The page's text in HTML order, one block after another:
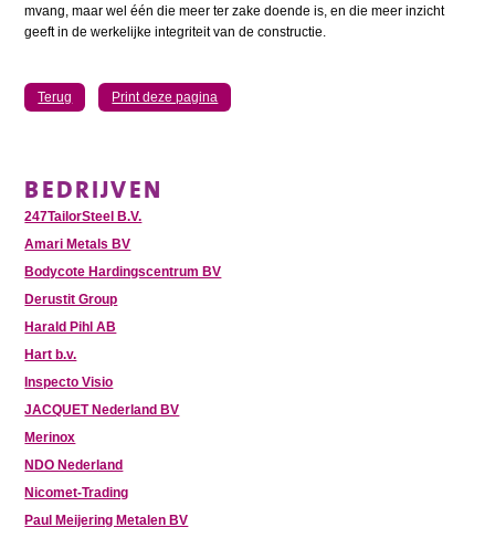
mvang, maar wel één die meer ter zake doende is, en die meer inzicht
geeft in de werkelijke integriteit van de constructie.
Terug Print deze pagina
BEDRIJVEN
247TailorSteel B.V.
Amari Metals BV
Bodycote Hardingscentrum BV
Derustit Group
Harald Pihl AB
Hart b.v.
Inspecto Visio
JACQUET Nederland BV
Merinox
NDO Nederland
Nicomet-Trading
Paul Meijering Metalen BV